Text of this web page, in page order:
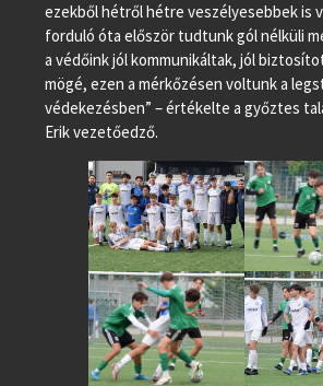
ezekből hétről hétre veszélyesebbek is
forduló óta először tudtunk gól nélküli
a védőink jól kommunikáltak, jól
mögé, ezen a mérkőzésen voltunk a
védekezésben” – értékelte a győztes
Erik vezetőedző.